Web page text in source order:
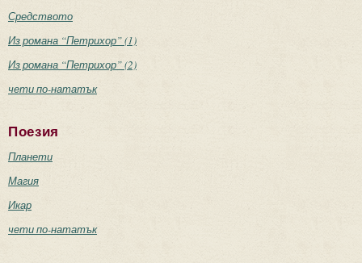
Средството
Из романа “Петрихор” (1)
Из романа “Петрихор” (2)
чети по-нататък
Поезия
Планети
Магия
Икар
чети по-нататък